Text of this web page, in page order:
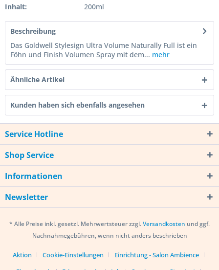
Inhalt:
200ml
Beschreibung
Das Goldwell Stylesign Ultra Volume Naturally Full ist ein
Föhn und Finish Volumen Spray mit dem... mehr
Ähnliche Artikel
Kunden haben sich ebenfalls angesehen
Service Hotline
Shop Service
Informationen
Newsletter
* Alle Preise inkl. gesetzl. Mehrwertsteuer zzgl.Versandkosten und ggf.
Nachnahmegebühren, wenn nicht anders beschrieben
Aktion Cookie-Einstellungen
Einrichtung - Salon Ambience